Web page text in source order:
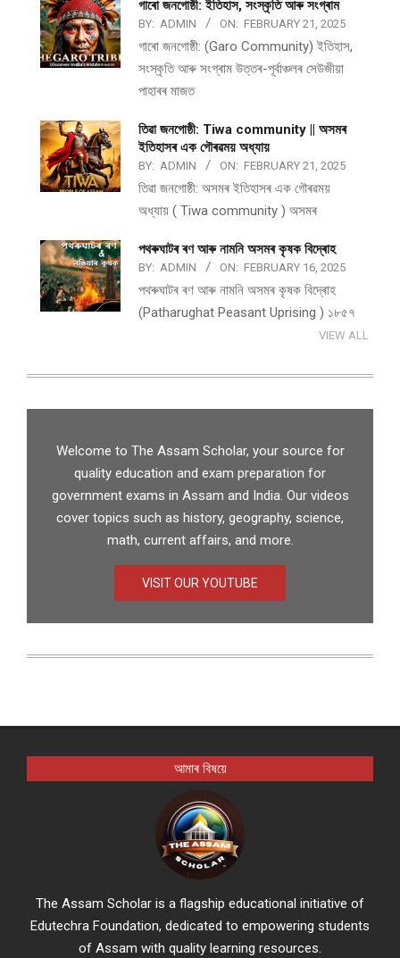
গাৰো জনগোষ্ঠী: ইতিহাস, সংস্কৃতি আৰু সংগ্ৰাম
BY: ADMIN ON: FEBRUARY 21, 2025
গাৰো জনগোষ্ঠী: (Garo Community) ইতিহাস,
সংস্কৃতি আৰু সংগ্ৰাম উত্তৰ-পূৰ্বাঞ্চলৰ সেউজীয়া
পাহাৰৰ মাজত
তিৱা জনগোষ্ঠী: Tiwa community || অসমৰ
ইতিহাসৰ এক গৌৰৱময় অধ্যায়
BY: ADMIN ON: FEBRUARY 21, 2025
তিৱা জনগোষ্ঠী: অসমৰ ইতিহাসৰ এক গৌৰৱময়
অধ্যায় ( Tiwa community ) অসমৰ
পথ​ৰুঘাট​ৰ ৰণ আৰু নামনি অসম​ৰ কৃষক বিদ্ৰোহ​
BY: ADMIN ON: FEBRUARY 16, 2025
পথ​ৰুঘাট​ৰ ৰণ আৰু নামনি অসম​ৰ কৃষক বিদ্ৰোহ​
(Patharughat Peasant Uprising ) ১৮৫৭
VIEW ALL
Welcome to The Assam Scholar, your source for
quality education and exam preparation for
government exams in Assam and India. Our videos
cover topics such as history, geography, science,
math, current affairs, and more.
VISIT OUR YOUTUBE
আমাৰ বিষয়ে
The Assam Scholar is a flagship educational initiative of
Edutechra Foundation, dedicated to empowering students
of Assam with quality learning resources.